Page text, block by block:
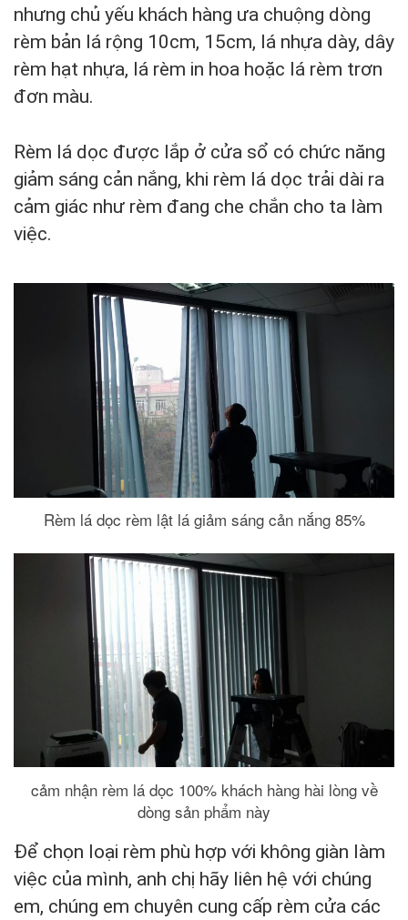
nhưng chủ yếu khách hàng ưa chuộng dòng
rèm bản lá rộng 10cm, 15cm, lá nhựa dày, dây
rèm hạt nhựa, lá rèm in hoa hoặc lá rèm trơn
đơn màu.
Rèm lá dọc được lắp ở cửa sổ có chức năng
giảm sáng cản nắng, khi rèm lá dọc trải dài ra
cảm giác như rèm đang che chắn cho ta làm
việc.
Rèm lá dọc rèm lật lá giảm sáng cản nắng 85%
cảm nhận rèm lá dọc 100% khách hàng hài lòng về
dòng sản phẩm này
Để chọn loại rèm phù hợp với không giàn làm
việc của mình, anh chị hãy liên hệ với chúng
em, chúng em chuyên cung cấp rèm cửa các